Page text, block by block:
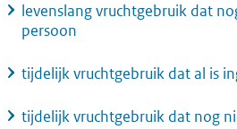
levenslang vruchtgebruik dat
persoon
tijdelijk vruchtgebruik dat al is
tijdelijk vruchtgebruik dat nog